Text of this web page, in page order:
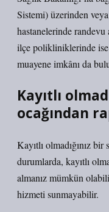
Sistemi) üzerinden
hastanelerinde
ilçe polikliniklerinde ise
muayene imkânı da
Kayıtlı
ocağından
Kayıtlı olmadığınız
durumlarda, kayıtlı
almanız mümkün
hizmeti sunmayabilir.